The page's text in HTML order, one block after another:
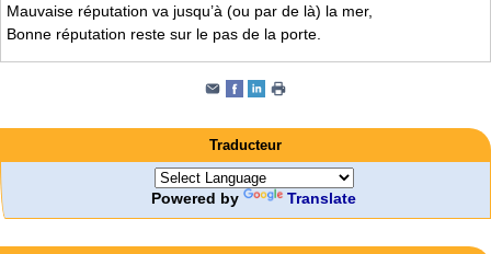
Mauvaise réputation va jusqu’à (ou par de là) la mer,
Bonne réputation reste sur le pas de la porte.
Traducteur
Powered by Translate